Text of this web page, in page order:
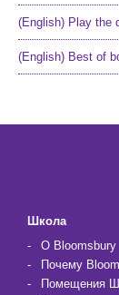
(English) Play the
(English) Best of
Школа
О Bloomsbury
Почему
Помещения